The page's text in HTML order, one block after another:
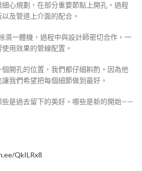
心規劃，在部分重要節點上開孔。過程
及管道上介面的配合。
濕一體機，過程中與設計師密切合作，一
用效果的管線配置。
開孔的位置，我們都仔細斟酌。因為他
我們希望把每個細節做到最好。
些是過去留下的美好，哪些是新的開始——
QkILRx8